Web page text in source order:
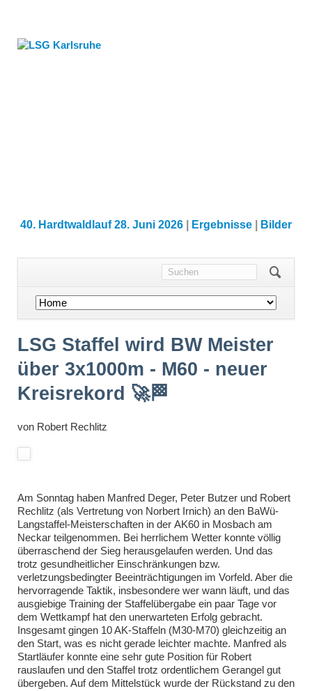
40. Hardtwaldlauf 28. Juni 2026 Ergebnisse Bilder
Navigation
LSG Staffel wird BW Meister
über 3x1000m - M60 - neuer
Kreisrekord 🚀🏁
von Robert Rechlitz
Am Sonntag haben Manfred Deger, Peter Butzer und Robert
Rechlitz (als Vertretung von Norbert Irnich) an den BaWü-
Langstaffel-Meisterschaften in der AK60in Mosbach am
Neckar teilgenommen. Bei herrlichem Wetter konnte völlig
überraschend der Sieg herausgelaufen werden. Und das
trotz gesundheitlicher Einschränkungen bzw.
verletzungsbedingter Beeinträchtigungen im Vorfeld. Aber die
hervorragende Taktik, insbesondere wer wann läuft, und das
ausgiebige Training der Staffelübergabe ein paar Tage vor
dem Wettkampf hat den unerwarteten Erfolg gebracht.
Insgesamt gingen 10 AK-Staffeln (M30-M70) gleichzeitig an
den Start, was es nicht gerade leichter machte. Manfred als
Startläufer konnte eine sehr gute Position für Robert
rauslaufen und den Staffel trotz ordentlichem Gerangel gut
übergeben. Auf dem Mittelstück wurde der Rückstand zu den